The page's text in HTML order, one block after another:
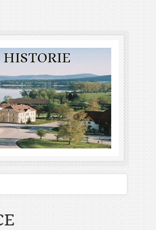
HISTORIE